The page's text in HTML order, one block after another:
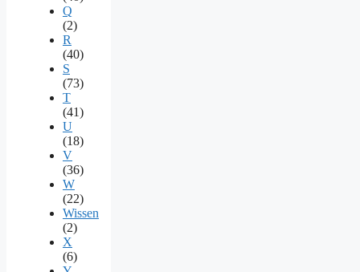
Q
(2)
R
(40)
S
(73)
T
(41)
U
(18)
V
(36)
W
(22)
Wissen
(2)
X
(6)